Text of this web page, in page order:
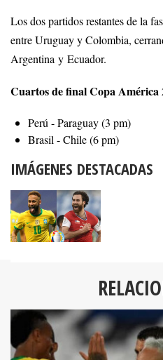
Los dos partidos restantes de la
entre Uruguay y Colombia,
Argentina y Ecuador.
Cuartos de final Copa América
Perú - Paraguay (3 pm)
Brasil - Chile (6 pm)
IMÁGENES DESTACADAS